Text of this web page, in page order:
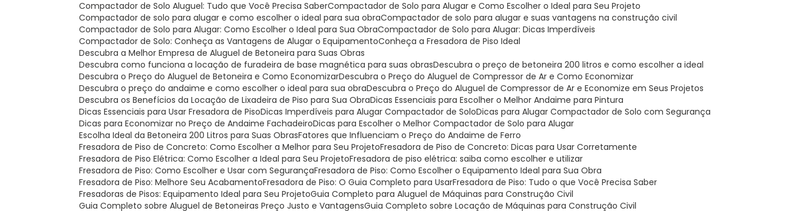
Compactador de Solo Aluguel: Tudo que Você Precisa Saber Compactador de Solo para Alugar e Como Escolher o Ideal para Seu Projeto
Compactador de solo para alugar e como escolher o ideal para sua obra Compactador de solo para alugar e suas vantagens na construção civil
Compactador de Solo para Alugar: Como Escolher o Ideal para Sua Obra Compactador de Solo para Alugar: Dicas Imperdíveis
Compactador de Solo: Conheça as Vantagens de Alugar o Equipamento Conheça a Fresadora de Piso Ideal
Descubra a Melhor Empresa de Aluguel de Betoneira para Suas Obras
Descubra como funciona a locação de furadeira de base magnética para suas obras Descubra o preço de betoneira 200 litros e como escolher a ideal
Descubra o Preço do Aluguel de Betoneira e Como Economizar Descubra o Preço do Aluguel de Compressor de Ar e Como Economizar
Descubra o preço do andaime e como escolher o ideal para sua obra Descubra o Preço do Aluguel de Compressor de Ar e Economize em Seus Projetos
Descubra os Benefícios da Locação de Lixadeira de Piso para Sua Obra Dicas Essenciais para Escolher o Melhor Andaime para Pintura
Dicas Essenciais para Usar Fresadora de Piso Dicas Imperdíveis para Alugar Compactador de Solo Dicas para Alugar Compactador de Solo com Segurança
Dicas para Economizar no Preço de Andaime Fachadeiro Dicas para Escolher o Melhor Compactador de Solo para Alugar
Escolha Ideal da Betoneira 200 Litros para Suas Obras Fatores que Influenciam o Preço do Andaime de Ferro
Fresadora de Piso de Concreto: Como Escolher a Melhor para Seu Projeto Fresadora de Piso de Concreto: Dicas para Usar Corretamente
Fresadora de Piso Elétrica: Como Escolher a Ideal para Seu Projeto Fresadora de piso elétrica: saiba como escolher e utilizar
Fresadora de Piso: Como Escolher e Usar com Segurança Fresadora de Piso: Como Escolher o Equipamento Ideal para Sua Obra
Fresadora de Piso: Melhore Seu Acabamento Fresadora de Piso: O Guia Completo para Usar Fresadora de Piso: Tudo o que Você Precisa Saber
Fresadoras de Pisos: Equipamento Ideal para Seu Projeto Guia Completo para Aluguel de Máquinas para Construção Civil
Guia Completo sobre Aluguel de Betoneiras Preço Justo e Vantagens Guia Completo sobre Locação de Máquinas para Construção Civil